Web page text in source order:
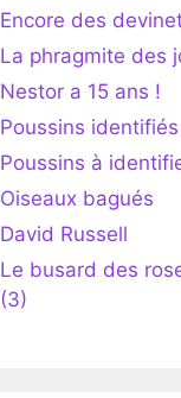
Encore des
La phragmite des
Nestor a 15 ans !
Poussins identifiés
Poussins à
Oiseaux bagués
David Russell
Le busard des
(3)